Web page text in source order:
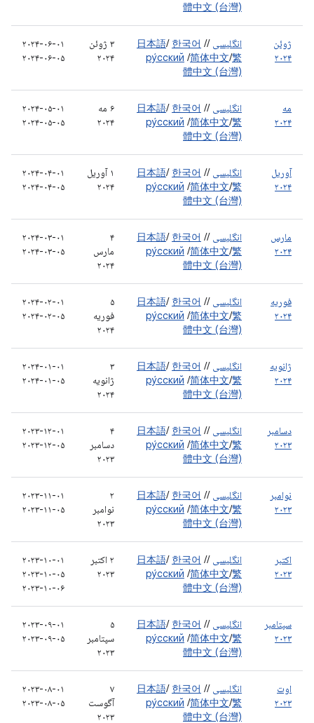
體中文 (台灣)
ژوئن
۲۰۲۴
انگلیسی /
日本語/ 한국어 /
ру́сский /简体中文/繁
體中文 (台灣)
۳ ژوئن
۲۰۲۴
۲۰۲۴-۰۶-۰۱
۲۰۲۴-۰۶-۰۵
مه
۲۰۲۴
انگلیسی /
日本語/ 한국어 /
ру́сский /简体中文/繁
體中文 (台灣)
۶ مه
۲۰۲۴
۲۰۲۴-۰۵-۰۱
۲۰۲۴-۰۵-۰۵
آوریل
۲۰۲۴
انگلیسی /
日本語/ 한국어 /
ру́сский /简体中文/繁
體中文 (台灣)
۱ آوریل
۲۰۲۴
۲۰۲۴-۰۴-۰۱
۲۰۲۴-۰۴-۰۵
مارس
۲۰۲۴
انگلیسی /
日本語/ 한국어 /
ру́сский /简体中文/繁
體中文 (台灣)
۴
مارس
۲۰۲۴
۲۰۲۴-۰۳-۰۱
۲۰۲۴-۰۳-۰۵
فوریه
۲۰۲۴
انگلیسی /
日本語/ 한국어 /
ру́сский /简体中文/繁
體中文 (台灣)
۵
فوریه
۲۰۲۴
۲۰۲۴-۰۲-۰۱
۲۰۲۴-۰۲-۰۵
ژانویه
۲۰۲۴
انگلیسی /
日本語/ 한국어 /
ру́сский /简体中文/繁
體中文 (台灣)
۳
ژانویه
۲۰۲۴
۲۰۲۴-۰۱-۰۱
۲۰۲۴-۰۱-۰۵
دسامبر
۲۰۲۳
انگلیسی /
日本語/ 한국어 /
ру́сский /简体中文/繁
體中文 (台灣)
۴
دسامبر
۲۰۲۳
۲۰۲۳-۱۲-۰۱
۲۰۲۳-۱۲-۰۵
نوامبر
۲۰۲۳
انگلیسی /
日本語/ 한국어 /
ру́сский /简体中文/繁
體中文 (台灣)
۲
نوامبر
۲۰۲۳
۲۰۲۳-۱۱-۰۱
۲۰۲۳-۱۱-۰۵
اکتبر
۲۰۲۳
انگلیسی /
日本語/ 한국어 /
ру́сский /简体中文/繁
體中文 (台灣)
۲ اکتبر
۲۰۲۳
۲۰۲۳-۱۰-۰۱
۲۰۲۳-۱۰-۰۵
۲۰۲۳-۱۰-۰۶
سپتامبر
۲۰۲۳
انگلیسی /
日本語/ 한국어 /
ру́сский /简体中文/繁
體中文 (台灣)
۵
سپتامبر
۲۰۲۳
۲۰۲۳-۰۹-۰۱
۲۰۲۳-۰۹-۰۵
اوت
۲۰۲۳
انگلیسی /
日本語/ 한국어 /
ру́сский /简体中文/繁
體中文 (台灣)
۷
آگوست
۲۰۲۳
۲۰۲۳-۰۸-۰۱
۲۰۲۳-۰۸-۰۵